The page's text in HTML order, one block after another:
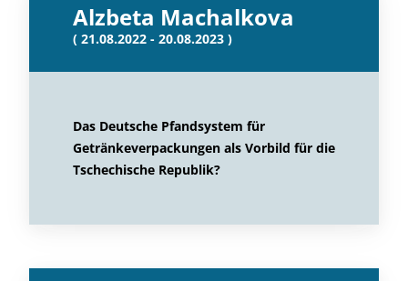
Alzbeta Machalkova
( 21.08.2022 - 20.08.2023 )
Das Deutsche Pfandsystem für
Getränkeverpackungen als Vorbild für die
Tschechische Republik?